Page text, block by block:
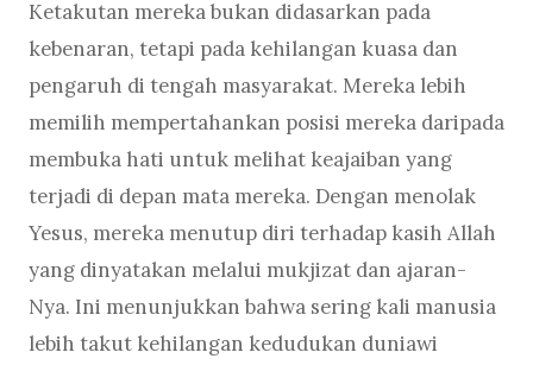
Ketakutan mereka bukan didasarkan pada
kebenaran, tetapi pada kehilangan kuasa dan
pengaruh di tengah masyarakat. Mereka lebih
memilih mempertahankan posisi mereka daripada
membuka hati untuk melihat keajaiban yang
terjadi di depan mata mereka. Dengan menolak
Yesus, mereka menutup diri terhadap kasih Allah
yang dinyatakan melalui mukjizat dan ajaran-
Nya. Ini menunjukkan bahwa sering kali manusia
lebih takut kehilangan kedudukan duniawi